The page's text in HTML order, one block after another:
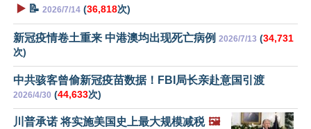
▶️ 📝 2026/7/14 (36,818次)
新冠疫情卷土重来 中港澳均出现死亡病例 2026/7/13 (34,731
次)
中共骇客曾偷新冠疫苗数据！FBI局长亲赴意国引渡
2026/4/30 (44,633次)
川普承诺 将实施美国史上最大规模减税 🖼️